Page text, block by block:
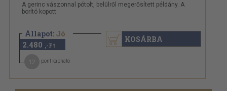
A gerinc vászonnal pótolt, belülről megerősített példány. A
borító kopott.
Állapot: Jó
2.480 ,-Ft
pont kapható
KOSÁRBA